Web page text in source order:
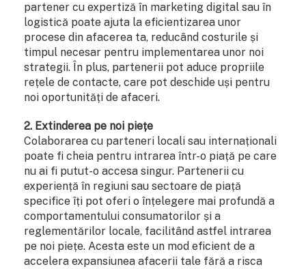
partener cu expertiză în marketing digital sau în
logistică poate ajuta la eficientizarea unor
procese din afacerea ta, reducând costurile și
timpul necesar pentru implementarea unor noi
strategii. În plus, partenerii pot aduce propriile
rețele de contacte, care pot deschide uși pentru
noi oportunități de afaceri.
2. Extinderea pe noi piețe
Colaborarea cu parteneri locali sau internaționali
poate fi cheia pentru intrarea într-o piață pe care
nu ai fi putut-o accesa singur. Partenerii cu
experiență în regiuni sau sectoare de piață
specifice îți pot oferi o înțelegere mai profundă a
comportamentului consumatorilor și a
reglementărilor locale, facilitând astfel intrarea
pe noi piețe. Acesta este un mod eficient de a
accelera expansiunea afacerii tale fără a risca